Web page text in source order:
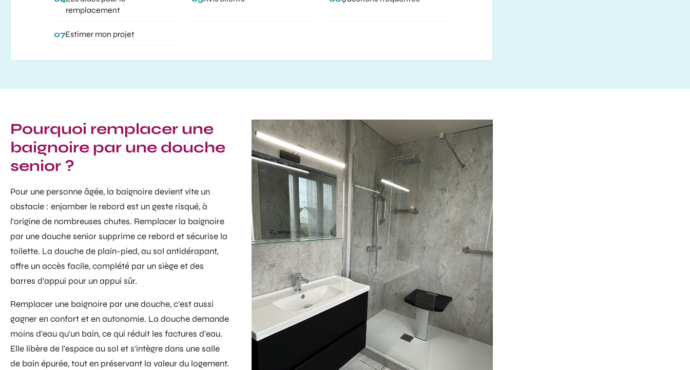
remplacement
07Estimer mon projet
Pourquoi remplacer une
baignoire par une douche
senior ?
Pour une personne âgée, la baignoire devient vite un
obstacle : enjamber le rebord est un geste risqué, à
l'origine de nombreuses chutes. Remplacer la baignoire
par une douche senior supprime ce rebord et sécurise la
toilette. La douche de plain-pied, au sol antidérapant,
offre un accès facile, complété par un siège et des
barres d'appui pour un appui sûr.
Remplacer une baignoire par une douche, c'est aussi
gagner en confort et en autonomie. La douche demande
moins d'eau qu'un bain, ce qui réduit les factures d'eau.
Elle libère de l'espace au sol et s'intègre dans une salle
de bain épurée, tout en préservant la valeur du logement.